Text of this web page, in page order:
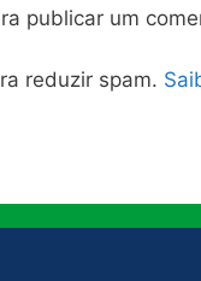
publicar um
reduzir spam.